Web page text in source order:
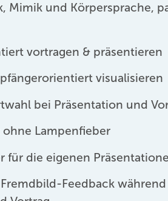
Mimik und Körpersprache,
vortragen & präsentieren
visualisieren
bei Präsentation und
Lampenfieber
für die eigenen
Feedback während